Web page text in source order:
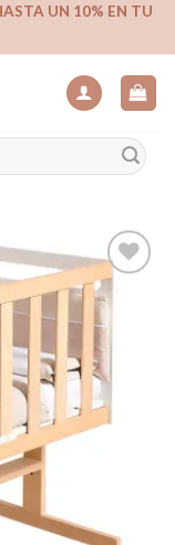
UN 10% EN TU
Añadir
lista de
deseos